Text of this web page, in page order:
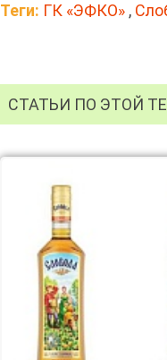
Теги: ГК «ЭФКО» ,
СТАТЬИ ПО ЭТОЙ